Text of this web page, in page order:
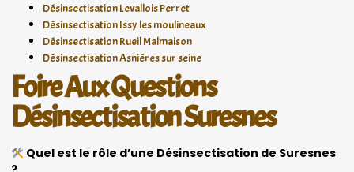
Désinsectisation Levallois Perret
Désinsectisation Issy les moulineaux
Désinsectisation Rueil Malmaison
Désinsectisation Asnières sur seine
Foire Aux Questions
Désinsectisation Suresnes
Quel est le rôle d’une Désinsectisation de Suresnes